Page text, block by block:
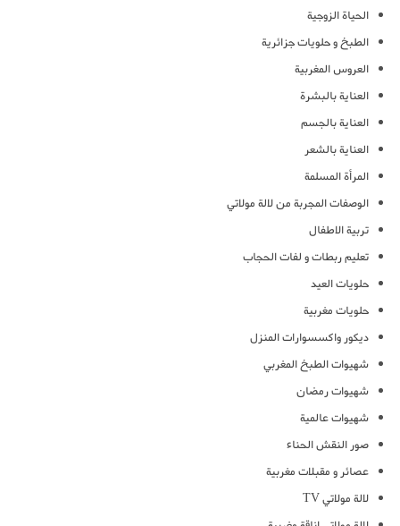
الحياة الزوجية
الطبخ و حلويات جزائرية
العروس المغربية
العناية بالبشرة
العناية بالجسم
العناية بالشعر
المرأة المسلمة
الوصفات المجربة من لالة مولاتي
تربية الاطفال
تعليم ربطات و لفات الحجاب
حلويات العيد
حلويات مغربية
ديكور واكسسوارات المنزل
شهيوات الطبخ المغربي
شهيوات رمضان
شهيوات عالمية
صور النقش الحناء
عصائر و مقبلات مغربية
لالة مولاتي TV